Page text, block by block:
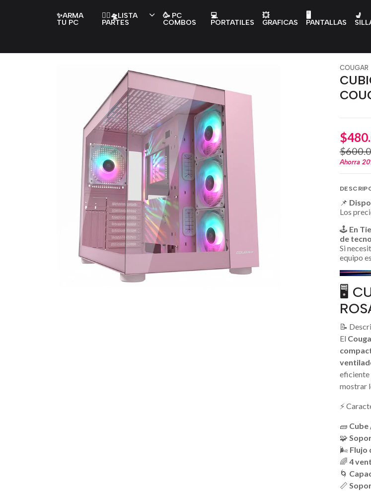
✨ARMA
TU PC
👇🏻🛸LISTA
PARTES
🥳 PC
COMBOS
💻
PORTATILES
💥
GRAFICAS
🖥️
PANTALLAS
💺
COUGAR
Ahorra
📌
Los
🕹️ En
de
Si
equipo
🖥️
📝
El
eficiente
mostrar
⚡
🧱
🧩
🌬️ Flujo
🌈 4
🌀
📏